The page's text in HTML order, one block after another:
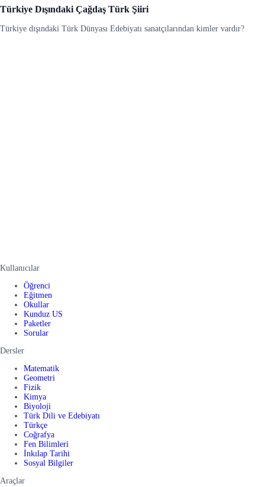
Türkiye Dışındaki Çağdaş Türk Şiiri
Türkiye dışındaki Türk Dünyası Edebiyatı sanatçılarından kimler vardır?
Kullanıcılar
Öğrenci
Eğitmen
Okullar
Kunduz US
Paketler
Sorular
Dersler
Matematik
Geometri
Fizik
Kimya
Biyoloji
Türk Dili ve Edebiyatı
Türkçe
Coğrafya
Fen Bilimleri
İnkılap Tarihi
Sosyal Bilgiler
Araçlar